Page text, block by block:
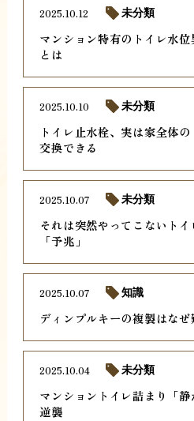
マンション特有のトイレ水
とは
2025.10.12 未分類
トイレ止水栓、実は家全体
交換できる
2025.10.10 未分類
それは突然やってこないト
「予兆」
2025.10.07 未分類
ディンプルキーの複製はな
2025.10.07 知識
マンショントイレ詰まり「
逆襲
2025.10.04 未分類